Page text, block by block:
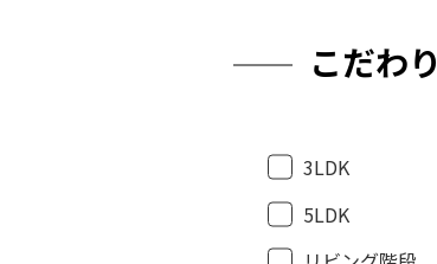
こだわり
3LDK
5LDK